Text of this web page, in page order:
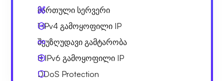
მართული სერვერი
1 IPv4 გამოყოფილი IP
შეუზღუდავი გამტარობა
8 IPv6 გამოყოფილი IP
DDoS Protection